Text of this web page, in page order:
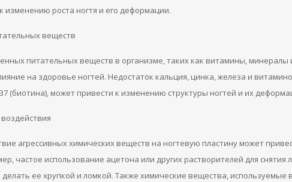
изменению роста ногтя и его деформации.
веществ
питательных веществ в организме, таких как витамины, минералы
на здоровье ногтей. Недостаток кальция, цинка, железа и
(биотина), может привести к изменению структуры ногтей и их
агрессивных химических веществ на ногтевую пластину может
частое использование ацетона или других растворителей для снятия
делать ее хрупкой и ломкой. Также химические вещества, используемые